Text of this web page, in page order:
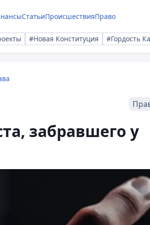
СтатьиПроисшествияПраво
#Новая Конституция #Гордость
забравшего у